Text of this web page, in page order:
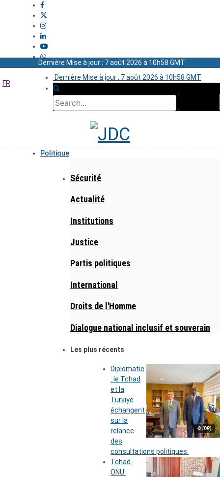
Dernière Mise à jour : 7 août 2026 à 10h58 GMT
Dernière Mise à jour : 7 août 2026 à 10h58 GMT
FR
Politique
Sécurité
Actualité
Institutions
Justice
Partis politiques
International
Droits de l'Homme
Dialogue national inclusif et souverain
Les plus récents
© (DR)
Diplomatie
: le Tchad
et la
Türkiye
échangent
sur la
relance
des
consultations politiques
Tchad-
ONU: